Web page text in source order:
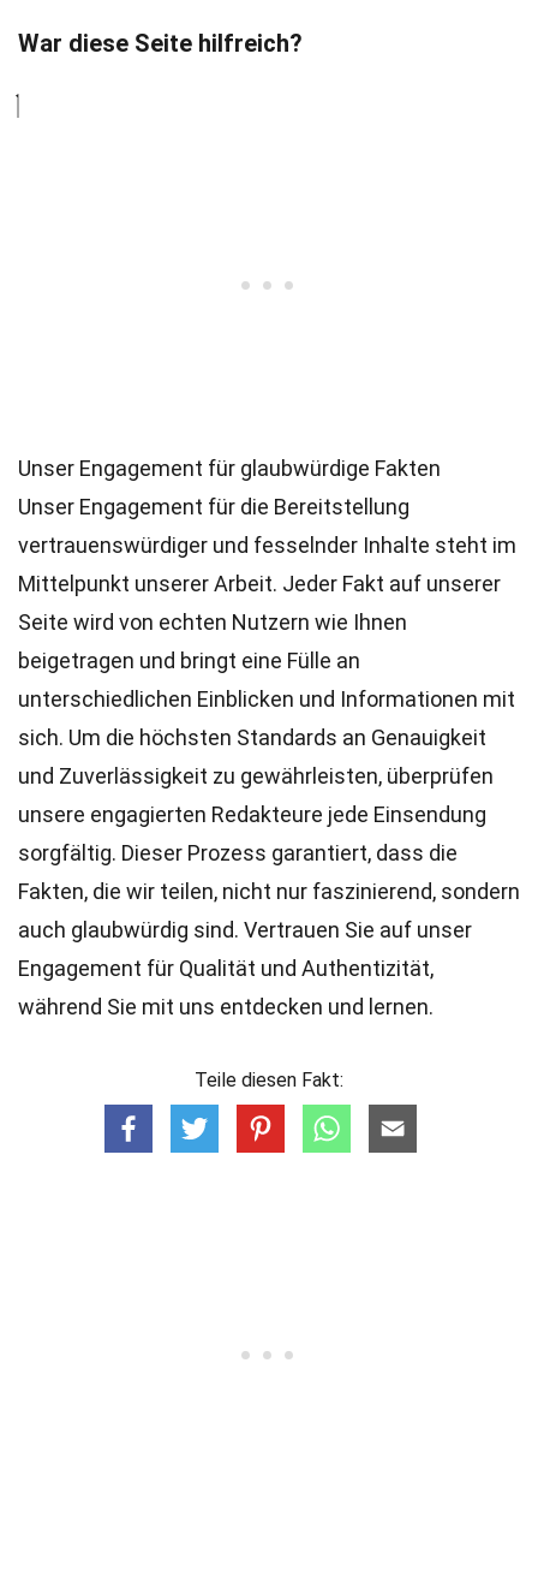
War diese Seite hilfreich?
Unser Engagement für glaubwürdige Fakten
Unser Engagement für die Bereitstellung
vertrauenswürdiger und fesselnder Inhalte steht im
Mittelpunkt unserer Arbeit. Jeder Fakt auf unserer
Seite wird von echten Nutzern wie Ihnen
beigetragen und bringt eine Fülle an
unterschiedlichen Einblicken und Informationen mit
sich. Um die höchsten Standards an Genauigkeit
und Zuverlässigkeit zu gewährleisten, überprüfen
unsere engagierten Redakteure jede Einsendung
sorgfältig. Dieser Prozess garantiert, dass die
Fakten, die wir teilen, nicht nur faszinierend, sondern
auch glaubwürdig sind. Vertrauen Sie auf unser
Engagement für Qualität und Authentizität,
während Sie mit uns entdecken und lernen.
Teile diesen Fakt: